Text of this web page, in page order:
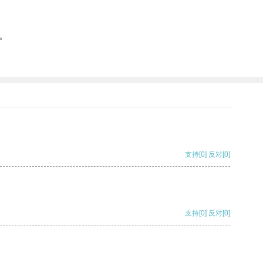
支持[0] 反对[0]
支持[0] 反对[0]